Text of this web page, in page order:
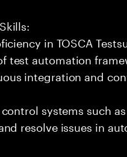
in TOSCA
test automation
integration and
systems such as
resolve issues in